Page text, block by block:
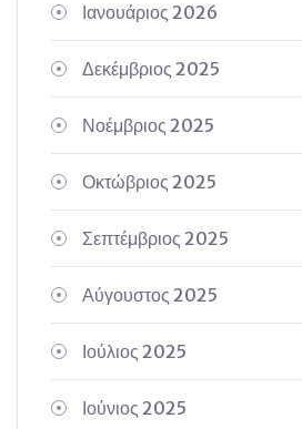
Ιανουάριος 2026
Δεκέμβριος 2025
Νοέμβριος 2025
Οκτώβριος 2025
Σεπτέμβριος 2025
Αύγουστος 2025
Ιούλιος 2025
Ιούνιος 2025